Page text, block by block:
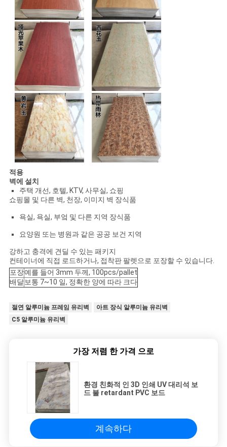
적용
벽에 설치
주택 개선, 호텔, KTV, 사무실, 쇼핑
쇼핑몰 및 다른 벽, 천장, 이미지 벽 장식품
욕실, 욕실, 부엌 및 다른 지역 장식품
요양원 또는 병원과 같은 공공 보건 지역
강하고 충격에 견딜 수 있는 패키지
컨테이너에 직접 로드하거나, 접착판 팔렛으로 포장할 수 있습니다.
포장예를 들어 3mm 두께, 100pcs/pallet
배달보통 7~10 일, 정확한 양에 따라 크다
절연 알루미늄 프레임 유리벽
아트 장식 알루미늄 유리벽
C5 알루미늄 유리벽
가장 저렴 한 가격 으로
환경 친화적 인 3D 인쇄 UV 대리석 보
드 불 retardant PVC 보드
계속하다